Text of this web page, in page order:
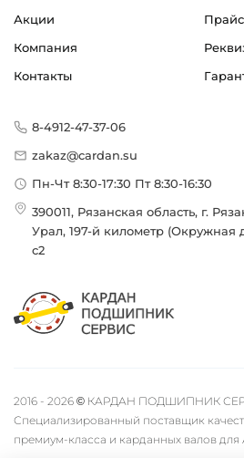
Акции
Компания
Контакты
8-4912-47-37-06
zakaz@cardan.su
Пн-Чт 8:30-17:30 Пт 8:30-16:30
390011, Рязанская область, г.
Урал, 197-й километр (Окружная
с2
2016 - 2026 © КАРДАН ПОДШИПНИК
Специализированный поставщик
премиум-класса и карданных валов